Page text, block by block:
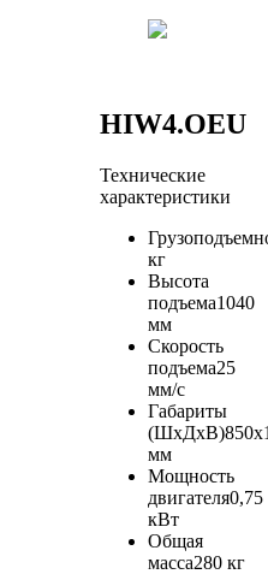
HIW4.OEU
Технические
характеристики
кг
Высота
подъема1040
мм
Скорость
подъема25
мм/с
Габариты
(ШхДхВ)
мм
Мощность
двигателя0,75
кВт
Общая
масса280 кг